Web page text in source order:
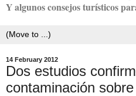
Y algunos consejos turísticos
14 February 2012
Dos estudios
contaminación